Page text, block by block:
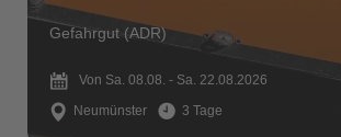
Gefahrgut (ADR)
Von Sa. 08.08. - Sa. 22.08.2026
Neumünster
3 Tage